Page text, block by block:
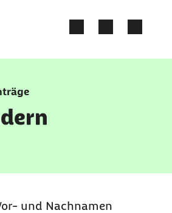
und Nachnamen